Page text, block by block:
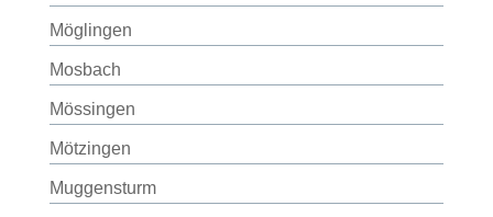
Möglingen
Mosbach
Mössingen
Mötzingen
Muggensturm